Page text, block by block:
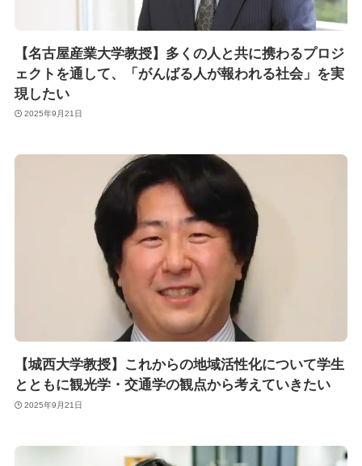
【名古屋産業大学教授】多くの人と共に携わるプロジ
ェクトを通して、「がんばる人が報われる社会」を実
現したい
2025年9月21日
【城西大学教授】これからの地域活性化について学生
とともに観光学・交通学の観点から考えていきたい
2025年9月21日